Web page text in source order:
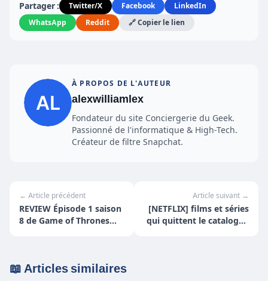
Partager : Twitter/X Facebook
LinkedIn
WhatsApp
Reddit 🔗 Copier le lien
À PROPOS DE L'AUTEUR
alexwilliamlex
Fondateur du site Conciergerie du Geek.
Passionné de l'informatique & High-Tech.
Créateur de filtre Snapchat.
← Article précédent
REVIEW Épisode 1 saison
8 de Game of Thrones
Article suivant →
[NETFLIX] films et séries
qui quittent le catalogue
📖 Articles similaires